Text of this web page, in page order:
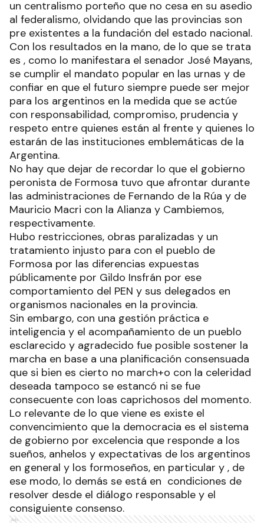
un centralismo porteño que no cesa en su asedio
al federalismo, olvidando que las provincias son
pre existentes a la fundación del estado nacional.
Con los resultados en la mano, de lo que se trata
es , como lo manifestara el senador José Mayans,
se cumplir el mandato popular en las urnas y de
confiar en que el futuro siempre puede ser mejor
para los argentinos en la medida que se actúe
con responsabilidad, compromiso, prudencia y
respeto entre quienes están al frente y quienes lo
estarán de las instituciones emblemáticas de la
Argentina.
No hay que dejar de recordar lo que el gobierno
peronista de Formosa tuvo que afrontar durante
las administraciones de Fernando de la Rúa y de
Mauricio Macri con la Alianza y Cambiemos,
respectivamente.
Hubo restricciones, obras paralizadas y un
tratamiento injusto para con el pueblo de
Formosa por las diferencias expuestas
públicamente por Gildo Insfrán por ese
comportamiento del PEN y sus delegados en
organismos nacionales en la provincia.
Sin embargo, con una gestión práctica e
inteligencia y el acompañamiento de un pueblo
esclarecido y agradecido fue posible sostener la
marcha en base a una planificación consensuada
que si bien es cierto no march+o con la celeridad
deseada tampoco se estancó ni se fue
consecuente con loas caprichosos del momento.
Lo relevante de lo que viene es existe el
convencimiento que la democracia es el sistema
de gobierno por excelencia que responde a los
sueños, anhelos y expectativas de los argentinos
en general y los formoseños, en particular y , de
ese modo, lo demás se está en condiciones de
resolver desde el diálogo responsable y el
consiguiente consenso.
Ads